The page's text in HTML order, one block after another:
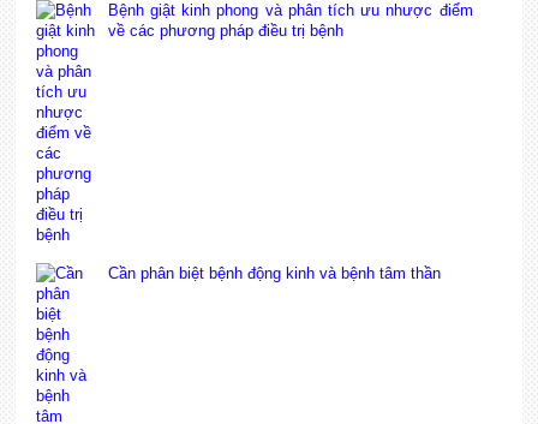
Bệnh giật kinh phong và phân tích ưu nhược điểm
về các phương pháp điều trị bệnh
Cần phân biệt bệnh động kinh và bệnh tâm thần